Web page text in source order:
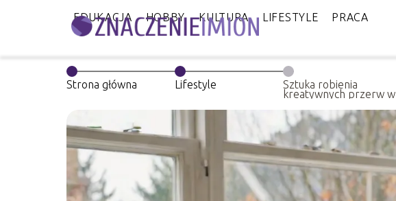
EDUKACJA HOBBY KULTURA LIFESTYLE PRACA
Strona główna Lifestyle Sztuka robienia
kreatywnych przerw w